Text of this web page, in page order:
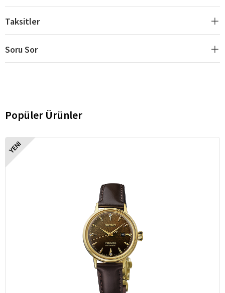
Taksitler
Soru Sor
Popüler Ürünler
YENI